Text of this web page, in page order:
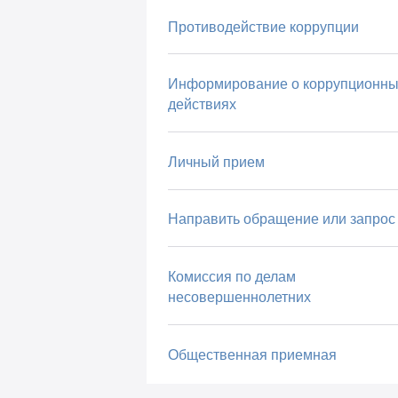
Противодействие коррупции
Информирование о
действиях
Личный прием
Направить обращение или запрос
Комиссия по делам
несовершеннолетних
Общественная приемная